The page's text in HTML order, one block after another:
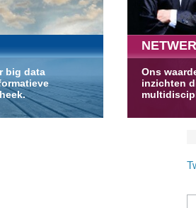
big data
Ons
inzichten